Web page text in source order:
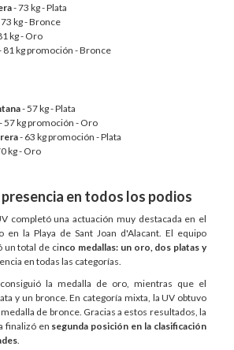
- 73 kg - Plata
kg - Bronce
kg - Oro
81 kg promoción - Bronce
- 57 kg - Plata
- 57 kg promoción - Oro
- 63 kg promoción - Plata
kg - Oro
en todos los podios
completó una actuación muy destacada en el
en la Playa de Sant Joan d'Alacant. El equipo
un total de cinco medallas: un oro, dos platas y
en todas las categorías.
la medalla de oro, mientras que el
y un bronce. En categoría mixta, la UV obtuvo
de bronce. Gracias a estos resultados, la
finalizó en segunda posición en la clasificación